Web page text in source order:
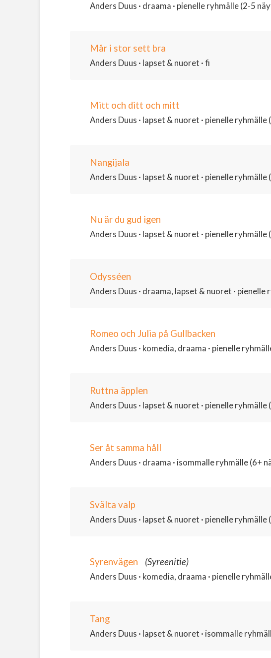
Anders Duus · draama · pienelle ryhmälle (2-5
Mår i stor sett bra
Anders Duus · lapset & nuoret · fi
Mitt och ditt och mitt
Anders Duus · lapset & nuoret · pienelle ryhmälle
Nangijala
Anders Duus · lapset & nuoret · pienelle ryhmälle
Nu är du gud igen
Anders Duus · lapset & nuoret · pienelle ryhmälle
Odysséen
Anders Duus · draama, lapset & nuoret ·
Romeo och Julia på Gullbacken
Anders Duus · komedia, draama · pienelle
Ruttna äpplen
Anders Duus · lapset & nuoret · pienelle ryhmälle
Ser åt samma håll
Anders Duus · draama · isommalle ryhmälle (6+
Svälta valp
Anders Duus · lapset & nuoret · pienelle ryhmälle
Syrenvägen (Syreenitie)
Anders Duus · komedia, draama · pienelle
Tang
Anders Duus · lapset & nuoret · isommalle